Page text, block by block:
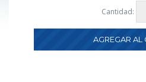
Cantidad: